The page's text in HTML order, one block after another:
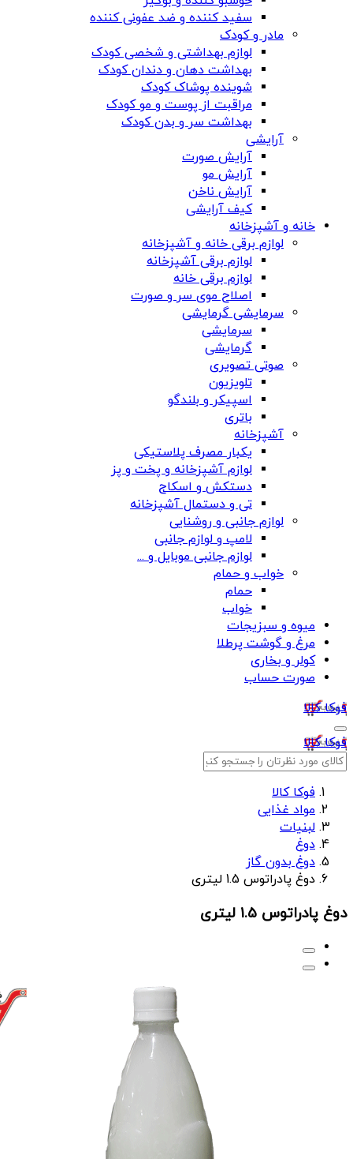
سفید کننده و ضد عفونی کننده
مادر و کودک
لوازم بهداشتی و شخصی کودک
بهداشت دهان و دندان کودک
شوینده پوشاک کودک
مراقبت از پوست و مو کودک
بهداشت سر و بدن کودک
آرایشی
آرایش صورت
آرایش مو
آرایش ناخن
کیف آرایشی
خانه و آشپزخانه
لوازم برقی خانه و آشپزخانه
لوازم برقی آشپزخانه
لوازم برقی خانه
اصلاح موی سر و صورت
سرمایشی گرمایشی
سرمایشی
گرمایشی
صوتی تصویری
تلویزیون
اسپیکر و بلندگو
باتری
آشپزخانه
یکبار مصرف پلاستیکی
لوازم آشپزخانه و پخت و پز
دستکش و اسکاج
تی و دستمال آشپزخانه
لوازم جانبی و روشنایی
لامپ و لوازم جانبی
لوازم جانبی موبایل و ...
خواب و حمام
حمام
خواب
میوه و سبزیجات
مرغ و گوشت پرطلا
کولر و بخاری
صورت حساب
فوکا کالا
فوکا کالا
فوکا کالا
مواد غذایی
لبنیات
دوغ
دوغ بدون گاز
دوغ پادراتوس 1.5 لیتری
دوغ پادراتوس 1.5 لیتری